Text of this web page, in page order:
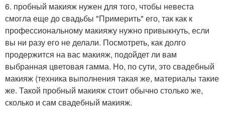
6. пробный макияж нужен для того, чтобы невеста
смогла еще до свадьбы "Примерить" его, так как к
профессиональному макияжу нужно привыкнуть, если
вы ни разу его не делали. Посмотреть, как долго
продержится на вас макияж, подойдет ли вам
выбранная цветовая гамма. Но, по сути, это свадебный
макияж (техника выполнения такая же, материалы такие
же. Такой пробный макияж стоит обычно столько же,
сколько и сам свадебный макияж.